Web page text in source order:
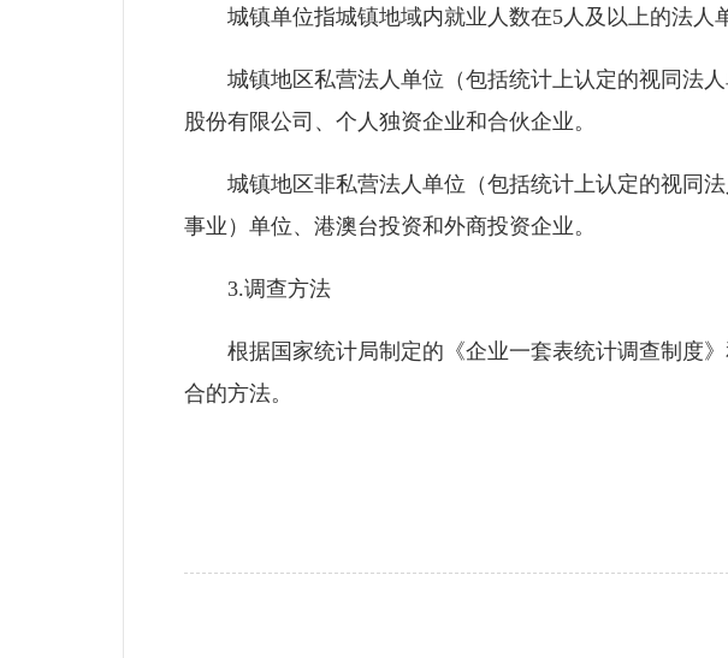
城镇单位指城镇地域内就业人数在5人及以上的法人
城镇地区私营法人单位（包括统计上认定的视同法人
股份有限公司、个人独资企业和合伙企业。
城镇地区非私营法人单位（包括统计上认定的视同法
事业）单位、港澳台投资和外商投资企业。
3.调查方法
根据国家统计局制定的《企业一套表统计调查制度》
合的方法。